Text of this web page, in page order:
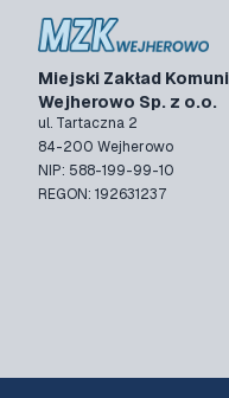
Miejski Zakład
Wejherowo Sp. z o.o.
ul. Tartaczna 2
84-200 Wejherowo
NIP: 588-199-99-10
REGON: 192631237